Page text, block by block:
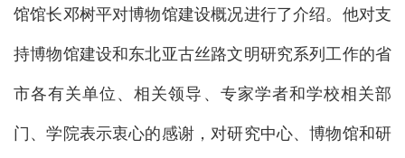
馆馆长邓树平对博物馆建设概况进行了介绍。他对支
持博物馆建设和东北亚古丝路文明研究系列工作的省
市各有关单位、相关领导、专家学者和学校相关部
门、学院表示衷心的感谢，对研究中心、博物馆和研